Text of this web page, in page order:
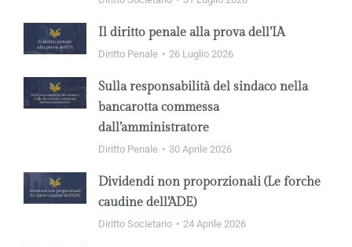
Il diritto penale alla prova dell’IA
Diritto Penale 26 Luglio 2026
Sulla responsabilità del sindaco nella
bancarotta commessa
dall’amministratore
Diritto Penale 30 Aprile 2026
Dividendi non proporzionali (Le forche
caudine dell’ADE)
Diritto Societario 24 Aprile 2026